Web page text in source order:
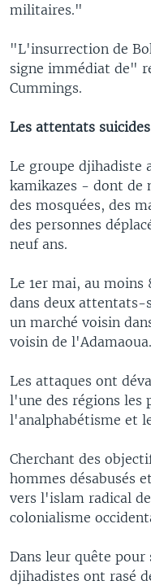
militaires."
"L'insurrection de
signe immédiat de"
Cummings.
Les attentats suicides
Le groupe djihadiste
kamikazes - dont de
des mosquées, des
des personnes
neuf ans.
Le 1er mai, au moins
dans deux attentats-
un marché voisin
voisin de l'Adamaoua.
Les attaques ont
l'une des régions les
l'analphabétisme et
Cherchant des
hommes désabusés
vers l'islam radical
colonialisme
Dans leur quête
djihadistes ont rasé